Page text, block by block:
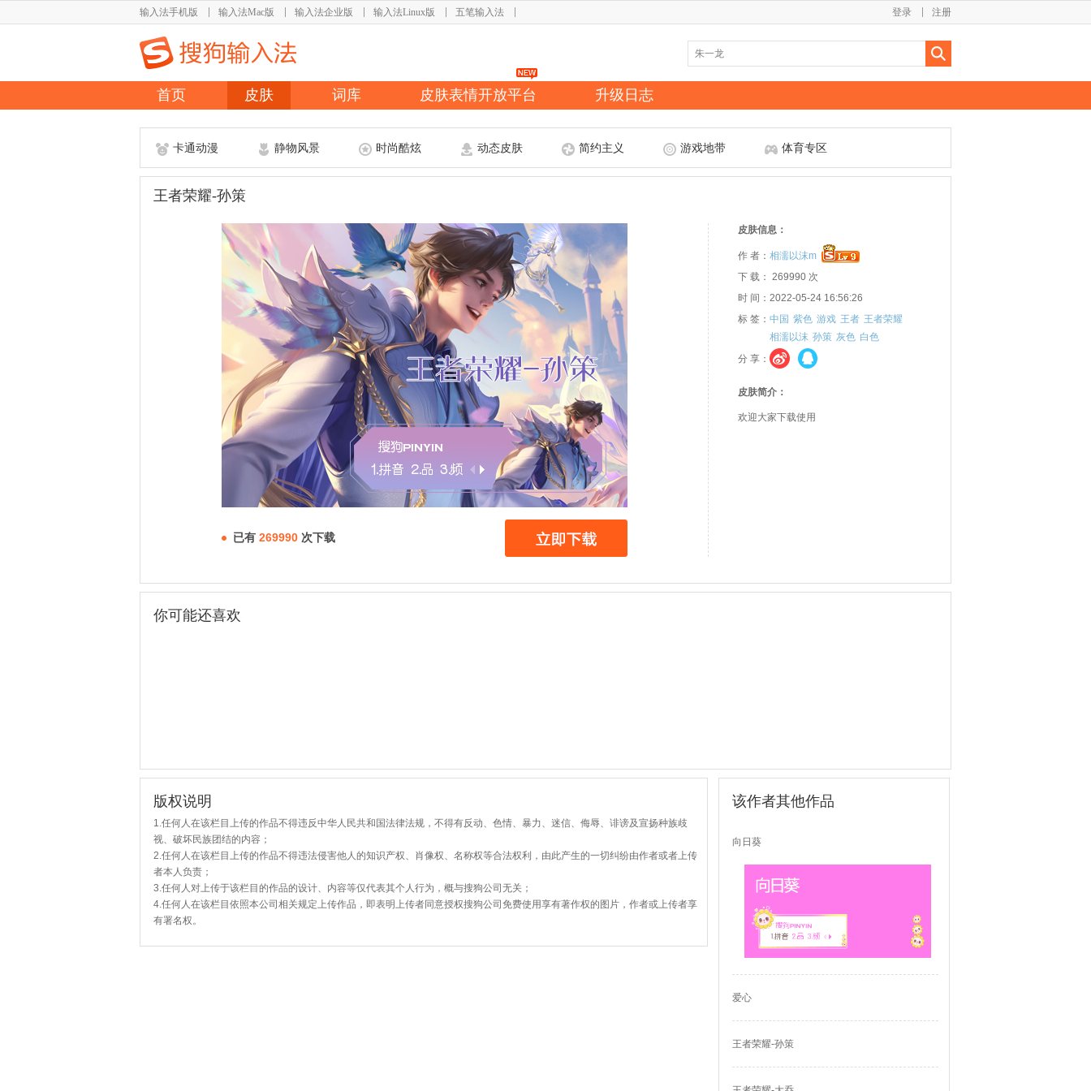
输入法手机版 输入法Mac版 输入法企业版 输入法Linux版 五笔输入法 注册
登录
首页 皮肤 词库 皮肤表情开放平台 升级日志
卡通动漫 静物风景 时尚酷炫 动态皮肤 简约主义 游戏地带 体育专区
王者荣耀-孙策
已有 269990 次下载
皮肤信息：
作 者： 相濡以沫m
下 载： 269990 次
时 间：2022-05-24 16:56:26
标 签： 中国 紫色 游戏 王者 王者荣耀
相濡以沫 孙策 灰色 白色
分 享：
皮肤简介：
欢迎大家下载使用
你可能还喜欢
版权说明
1.任何人在该栏目上传的作品不得违反中华人民共和国法律法规，不得有反动、色情、暴力、迷信、侮辱、诽谤及宣扬种族歧
视、破坏民族团结的内容；
2.任何人在该栏目上传的作品不得违法侵害他人的知识产权、肖像权、名称权等合法权利，由此产生的一切纠纷由作者或者上传
者本人负责；
3.任何人对上传于该栏目的作品的设计、内容等仅代表其个人行为，概与搜狗公司无关；
4.任何人在该栏目依照本公司相关规定上传作品，即表明上传者同意授权搜狗公司免费使用享有著作权的图片，作者或上传者享
有署名权。
该作者其他作品
向日葵
爱心
王者荣耀-孙策